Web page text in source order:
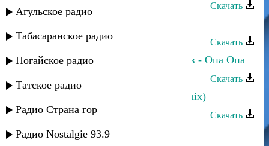
Агульское радио
Табасаранское радио
Ногайское радио
Татское радио
Радио Страна гор
Радио Nostalgie 93.9
Скачать
Скачать
Аслан Гусейнов и Эльдар Далгатов - Опа Опа
Скачать
Аслан Идрисов - Моя голубка (remix)
Скачать
Аслан Гусейнов - Я пьян от любви